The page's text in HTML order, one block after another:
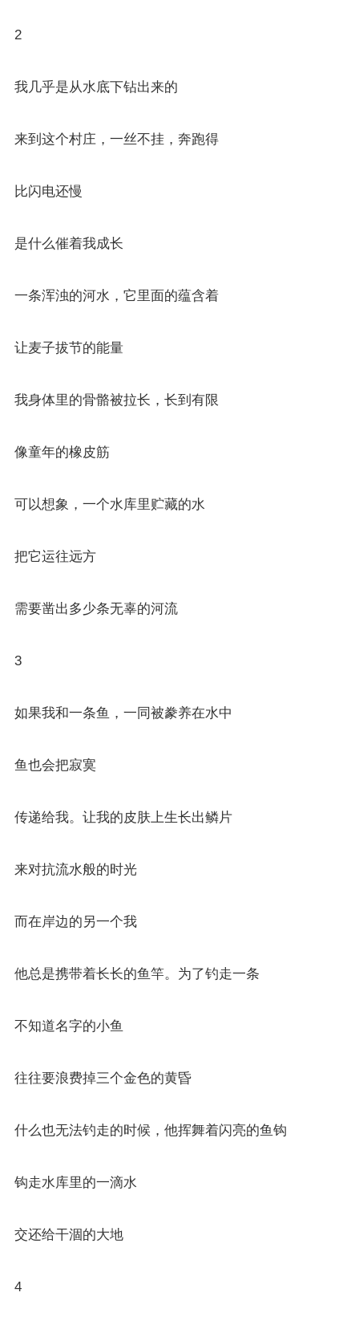
2
我几乎是从水底下钻出来的
来到这个村庄，一丝不挂，奔跑得
比闪电还慢
是什么催着我成长
一条浑浊的河水，它里面的蕴含着
让麦子拔节的能量
我身体里的骨骼被拉长，长到有限
像童年的橡皮筋
可以想象，一个水库里贮藏的水
把它运往远方
需要凿出多少条无辜的河流
3
如果我和一条鱼，一同被豢养在水中
鱼也会把寂寞
传递给我。让我的皮肤上生长出鳞片
来对抗流水般的时光
而在岸边的另一个我
他总是携带着长长的鱼竿。为了钓走一条
不知道名字的小鱼
往往要浪费掉三个金色的黄昏
什么也无法钓走的时候，他挥舞着闪亮的鱼钩
钩走水库里的一滴水
交还给干涸的大地
4